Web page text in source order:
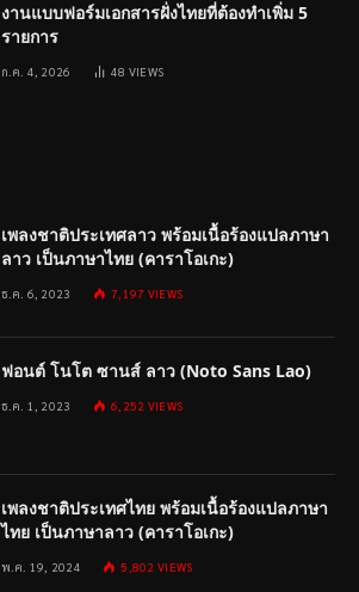
งานแบบฟอร์มเอกสารฝั่งไทยที่ต้องทำเพิ่ม 5
รายการ
ก.ค. 4, 2026 48 VIEWS
เพลงชาติประเทศลาว พร้อมเนื้อร้องแปลภาษา
ลาว เป็นภาษาไทย (คาราโอเกะ)
ธ.ค. 6, 2023 7,197 VIEWS
ฟอนต์ โนโต ซานส์ ลาว (Noto Sans Lao)
ธ.ค. 1, 2023 6,252 VIEWS
เพลงชาติประเทศไทย พร้อมเนื้อร้องแปลภาษา
ไทย เป็นภาษาลาว (คาราโอเกะ)
พ.ค. 19, 2024 5,802VIEWS